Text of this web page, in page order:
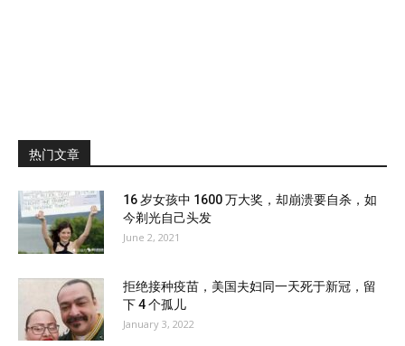
热门文章
16 岁女孩中 1600 万大奖，却崩溃要自杀，如
今剃光自己头发
June 2, 2021
拒绝接种疫苗，美国夫妇同一天死于新冠，留
下 4 个孤儿
January 3, 2022